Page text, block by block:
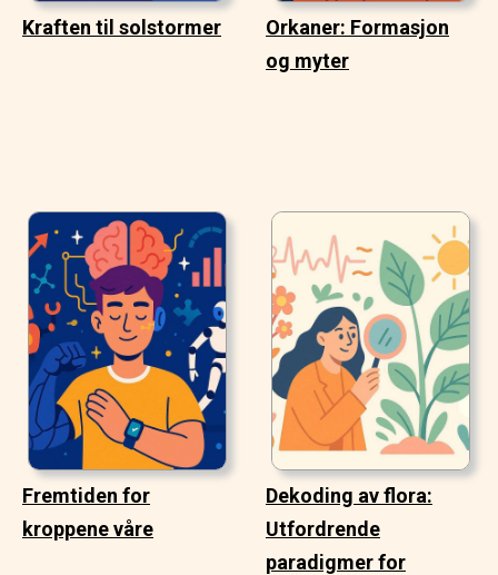
Kraften til solstormer
Orkaner: Formasjon
og myter
Fremtiden for
kroppene våre
Dekoding av flora:
Utfordrende
paradigmer for